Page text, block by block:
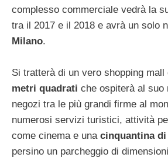
complesso commerciale vedrà la
tra il 2017 e il 2018 e avrà un solo
Milano.
Si tratterà di un vero shopping mall
metri quadrati che ospiterà al suo
negozi tra le più grandi firme al
numerosi servizi turistici, attività
come cinema e una cinquantina
persino un parcheggio di